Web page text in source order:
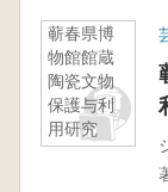
蕲春県博
物館館蔵
陶瓷文物
保護与利
用研究